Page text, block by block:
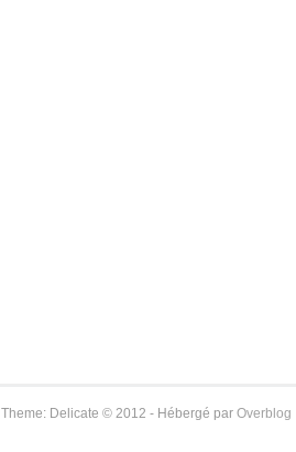
Theme: Delicate © 2012 - Hébergé par Overblog